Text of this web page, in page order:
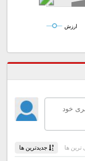
ارزش